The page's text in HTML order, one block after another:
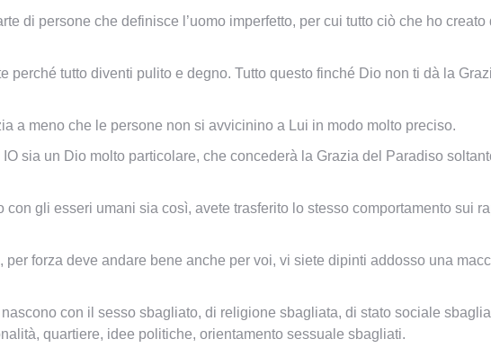
di persone che definisce l’uomo imperfetto, per cui tutto ciò che ho creato
perché tutto diventi pulito e degno. Tutto questo finché Dio non ti dà la
a meno che le persone non si avvicinino a Lui in modo molto preciso.
sia un Dio molto particolare, che concederà la Grazia del Paradiso
con gli esseri umani sia così, avete trasferito lo stesso comportamento sui
per forza deve andare bene anche per voi, vi siete dipinti addosso una
con il sesso sbagliato, di religione sbagliata, di stato sociale
quartiere, idee politiche, orientamento sessuale sbagliati.